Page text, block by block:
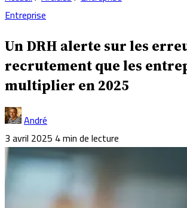
Entreprise
Un DRH alerte sur les
recrutement que les
multiplier en 2025
André
3 avril 2025 4 min de lecture